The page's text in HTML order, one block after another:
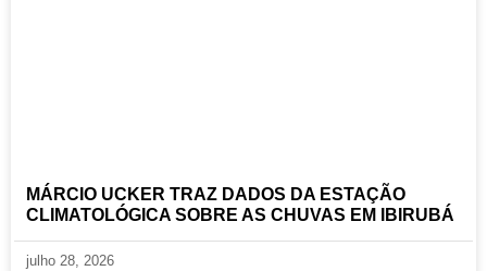
MÁRCIO UCKER TRAZ DADOS DA ESTAÇÃO
CLIMATOLÓGICA SOBRE AS CHUVAS EM IBIRUBÁ
julho 28, 2026